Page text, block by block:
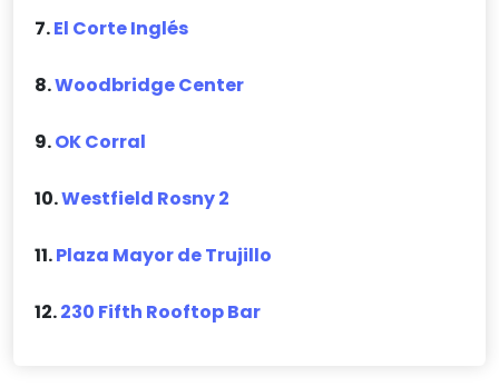
7.El Corte Inglés
8.Woodbridge Center
9.OK Corral
10.Westfield Rosny 2
11.Plaza Mayor de Trujillo
12.230 Fifth Rooftop Bar